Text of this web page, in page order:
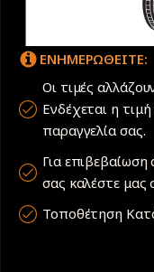
ΕΝΗΜΕΡΩΘΕΙΤΕ:
Οι τιμές
Ενδέχεται η
παραγγελία σας.
Για
σας καλέστε
Τοποθέτηση